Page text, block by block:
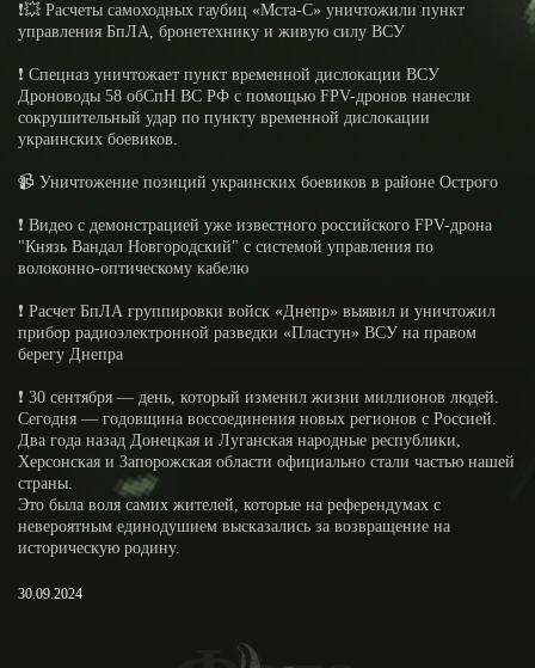
❗️💥 Расчеты самоходных гаубиц «Мста-С» уничтожили пункт
управления БпЛА, бронетехнику и живую силу ВСУ
❗️ Спецназ уничтожает пункт временной дислокации ВСУ
Дроноводы 58 обСпН ВС РФ с помощью FPV-дронов нанесли
сокрушительный удар по пункту временной дислокации
украинских боевиков.
📹 Уничтожение позиций украинских боевиков в районе Острого
❗️ Видео с демонстрацией уже известного российского FPV-дрона
"Князь Вандал Новгородский" с системой управления по
волоконно-оптическому кабелю
❗️ Расчет БпЛА группировки войск «Днепр» выявил и уничтожил
прибор радиоэлектронной разведки «Пластун» ВСУ на правом
берегу Днепра
❗️ 30 сентября — день, который изменил жизни миллионов людей.
Сегодня — годовщина воссоединения новых регионов с Россией.
Два года назад Донецкая и Луганская народные республики,
Херсонская и Запорожская области официально стали частью нашей
страны.
Это была воля самих жителей, которые на референдумах с
невероятным единодушием высказались за возвращение на
историческую родину.
30.09.2024